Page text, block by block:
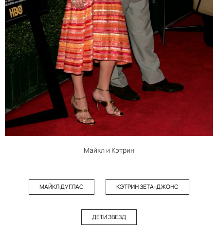
Майкл и Кэтрин
МАЙКЛ ДУГЛАС КЭТРИН ЗЕТА-ДЖОНС
ДЕТИ ЗВЕЗД